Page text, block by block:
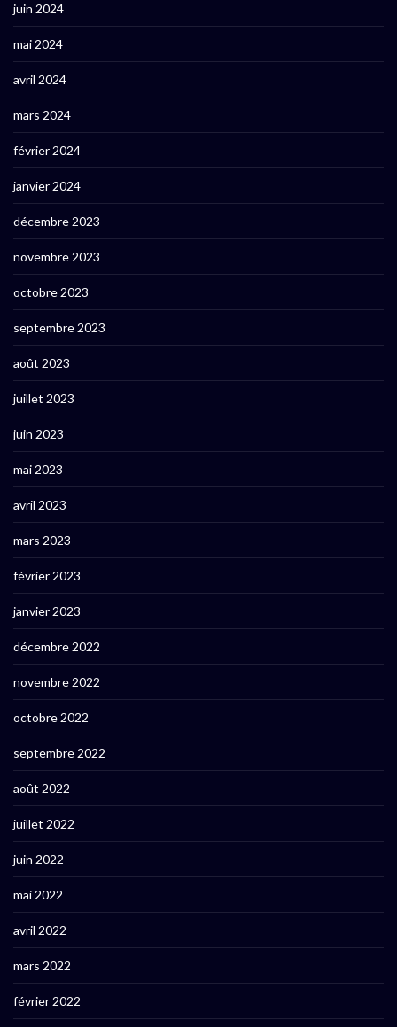
juin 2024
mai 2024
avril 2024
mars 2024
février 2024
janvier 2024
décembre 2023
novembre 2023
octobre 2023
septembre 2023
août 2023
juillet 2023
juin 2023
mai 2023
avril 2023
mars 2023
février 2023
janvier 2023
décembre 2022
novembre 2022
octobre 2022
septembre 2022
août 2022
juillet 2022
juin 2022
mai 2022
avril 2022
mars 2022
février 2022